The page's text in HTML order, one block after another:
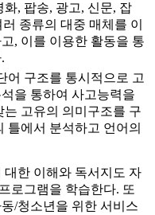
, 팝송, 광고, 신문, 잡
종류의 대중 매체를 이
, 이를 이용한 활동을 통
어 구조를 통시적으로 고
을 통하여 사고능력을
는 고유의 의미구조를 구
틀에서 분석하고 언어의
대한 이해와 독서지도 자
로그램을 학습한다. 또
/청소년을 위한 서비스